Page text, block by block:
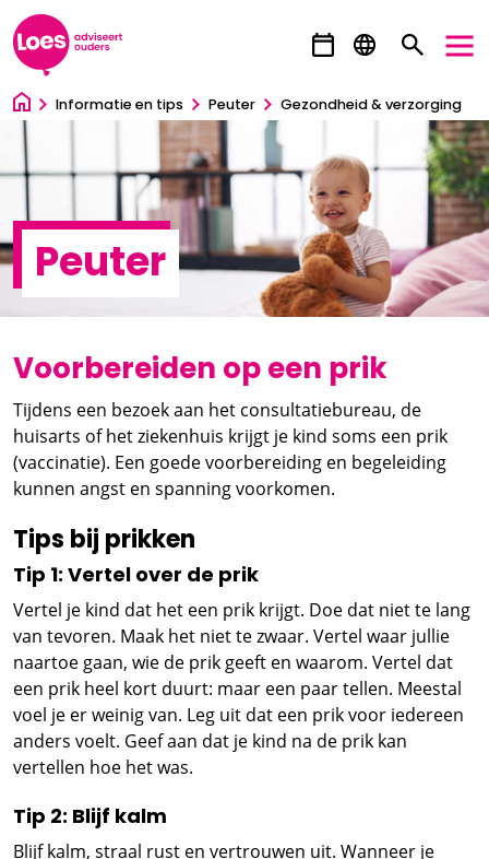
Ga direct naar inhoud
Informatie en tips Peuter Gezondheid & verzorging
Peuter
Voorbereiden op een prik
Tijdens een bezoek aan het consultatiebureau, de
huisarts of het ziekenhuis krijgt je kind soms een prik
(vaccinatie). Een goede voorbereiding en begeleiding
kunnen angst en spanning voorkomen.
Tips bij prikken
Tip 1: Vertel over de prik
Vertel je kind dat het een prik krijgt. Doe dat niet te lang
van tevoren. Maak het niet te zwaar. Vertel waar jullie
naartoe gaan, wie de prik geeft en waarom. Vertel dat
een prik heel kort duurt: maar een paar tellen. Meestal
voel je er weinig van. Leg uit dat een prik voor iedereen
anders voelt. Geef aan dat je kind na de prik kan
vertellen hoe het was.
Tip 2: Blijf kalm
Blijf kalm, straal rust en vertrouwen uit. Wanneer je